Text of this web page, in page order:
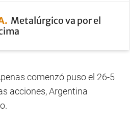
Metalúrgico va por el
comenzó puso el 26-5
acciones, Argentina